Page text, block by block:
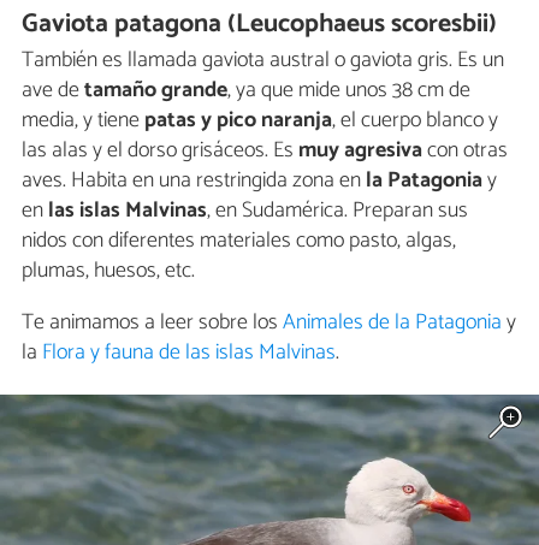
Gaviota patagona (Leucophaeus scoresbii)
También es llamada gaviota austral o gaviota gris. Es un
ave detamaño grande, ya que mide unos 38 cm de
media, y tienepatas y pico naranja, el cuerpo blanco y
las alas y el dorso grisáceos. Es muy agresivacon otras
aves. Habita en una restringida zona enla Patagoniay
enlas islas Malvinas, en Sudamérica. Preparan sus
nidos con diferentes materiales como pasto, algas,
plumas, huesos, etc.
Te animamos a leer sobre losAnimales de la Patagoniay
la Flora y fauna de las islas Malvinas.